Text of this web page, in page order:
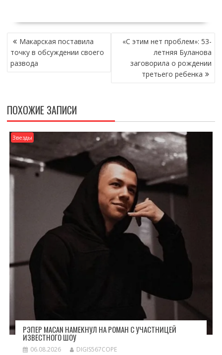
НАВИГАЦИЯ
ПО
ЗАПИСЯМ
Макарская поставила
точку в обсуждении своего
развода
«С этим нет проблем»: 53-
летняя Буланова
заговорила о рождении
третьего ребенка
ПОХОЖИЕ ЗАПИСИ
Звезды
РЭПЕР MACAN НАМЕКНУЛ НА РОМАН С УЧАСТНИЦЕЙ
ИЗВЕСТНОГО ШОУ
06.08.2026 DIGIS567COPE